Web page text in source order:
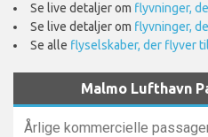
Se live detaljer om flyvninger,
Se live detaljer om flyvninger,
Se alle flyselskaber, der flyver
Malmo Lufthavn
Årlige kommercielle